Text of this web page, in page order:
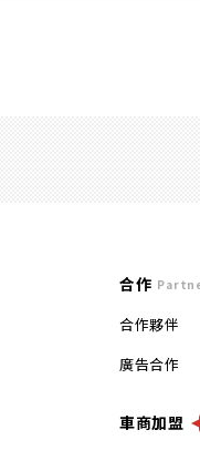
合作
合作夥伴
廣告合作
車商加盟